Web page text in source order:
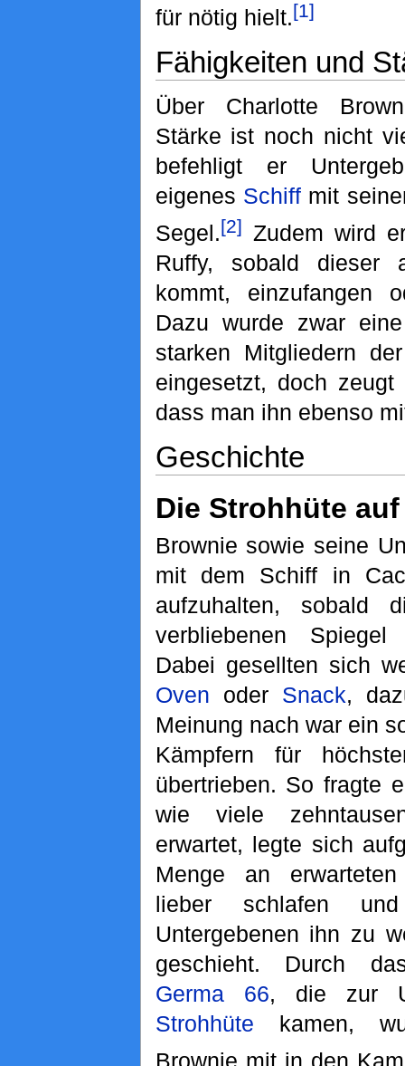
für nötig hielt.[1]
Fähigkeiten und
Über Charlotte
Stärke ist noch nicht
befehligt er
eigenes Schiffmit
Segel.[2] Zudem wird
Ruffy, sobald dieser
kommt, einzufangen
Dazu wurde zwar
starken Mitgliedern
eingesetzt, doch
dass man ihn ebenso
Geschichte
Die Strohhüte
Brownie sowie seine
mit dem Schiff in
aufzuhalten, sobald
verbliebenen
Dabei gesellten sich
Oven oder Snack,
Meinung nach war ein
Kämpfern für
übertrieben. So fragte
wie viele
erwartet, legte sich
Menge an
lieber schlafen
Untergebenen ihn zu
geschieht. Durch
Germa 66, die zur
Strohhüte kamen,